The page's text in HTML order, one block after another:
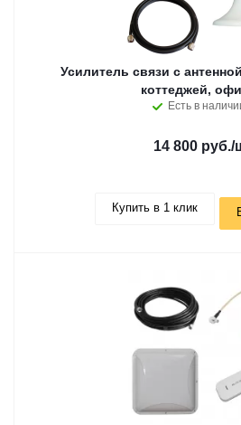
Усилитель связи с
коттеджей,
Есть в
14 800 руб./
Купить в 1 клик